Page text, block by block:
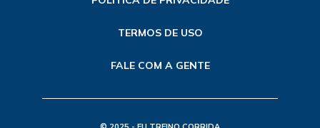
TERMOS DE USO
FALE COM A GENTE